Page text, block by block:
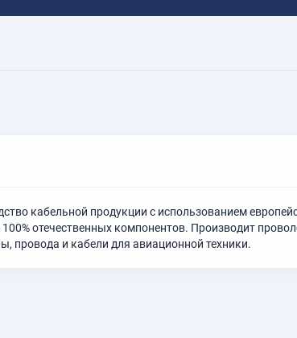
кабельной продукции с использованием
100% отечественных компонентов. Производит
провода и кабели для авиационной техники.